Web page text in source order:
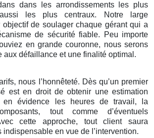
dans les arrondissements les plus
les plus centraux. Notre large
de soulager chaque gérant qui a
de sécurité fiable. Peu importe
en grande couronne, nous serons
aux défaillance et une finalité optimal.
nous l’honnêteté. Dès qu’un premier
est en droit de obtenir une estimation
en évidence les heures de travail, la
tout comme d’éventuels
cette approche, tout client saura
indispensable en vue de l’intervention.